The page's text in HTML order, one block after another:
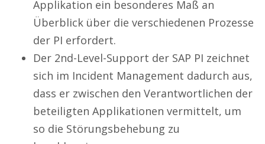
Applikation ein besonderes Maß an
Überblick über die verschiedenen Prozesse
der PI erfordert.
Der 2nd-Level-Support der SAP PI zeichnet
sich im Incident Management dadurch aus,
dass er zwischen den Verantwortlichen der
beteiligten Applikationen vermittelt, um
so die Störungsbehebung zu